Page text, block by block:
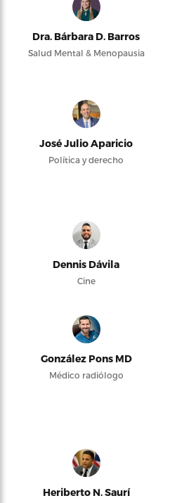
Dra. Bárbara D. Barros
Salud Mental & Menopausia
José Julio Aparicio
Política y derecho
Dennis Dávila
Cine
González Pons MD
Médico radiólogo
Heriberto N. Saurí